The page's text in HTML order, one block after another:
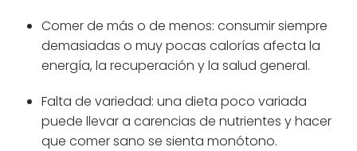
Comer de más o de menos: consumir siempre
demasiadas o muy pocas calorías afecta la
energía, la recuperación y la salud general.
Falta de variedad: una dieta poco variada
puede llevar a carencias de nutrientes y hacer
que comer sano se sienta monótono.